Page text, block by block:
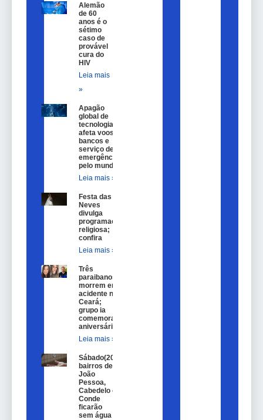
Alemão
de 60
anos é o
sétimo
caso de
provável
cura do
HIV
Leia mais
»
Apagão
global de
tecnologia
afeta voos,
bancos e
serviço de
emergência
pelo mundo
Leia mais »
Festa das
Neves
divulga
programação
religiosa;
confira
Leia mais »
Três
paraibanos
morrem em
acidente no
Ceará;
grupo ia
comemorar
aniversário
Leia mais »
Sábado(20)
bairros de
João
Pessoa,
Cabedelo e
Conde
ficarão
sem água